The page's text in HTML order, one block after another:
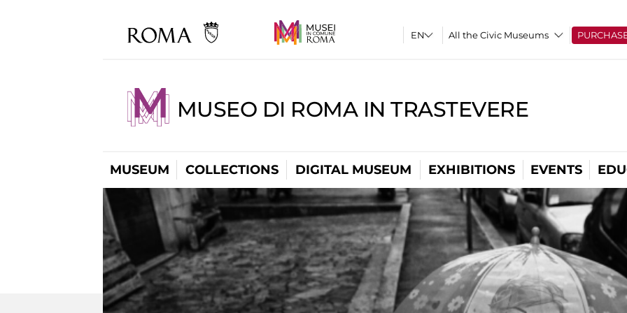
All the Civic Museums
MUSEO DI ROMA IN TRASTEVERE
MUSEUM COLLECTIONS DIGITAL MUSEUM EXHIBITIONS EVENTS